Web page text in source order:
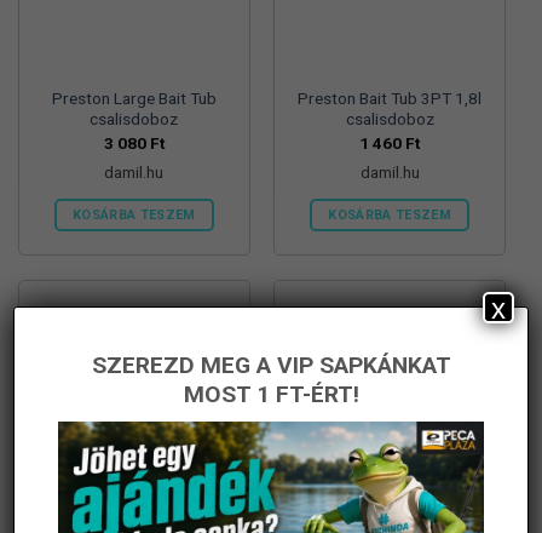
Preston Large Bait Tub
csalisdoboz
3 080 Ft
damil.hu
KOSÁRBA TESZEM
Preston Bait Tub 3PT 1,8l
csalisdoboz
1 460 Ft
damil.hu
KOSÁRBA TESZEM
SZEREZD MEG A VIP SAPKÁNKAT
MOST 1 FT-ÉRT!
x